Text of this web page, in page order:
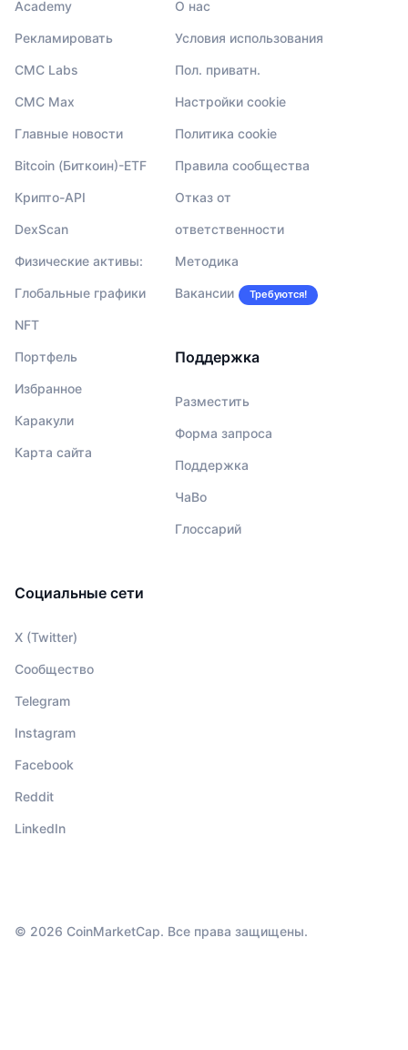
Academy
Рекламировать
CMC Labs
CMC Max
Главные новости
Bitcoin (Биткоин)-ETF
Крипто-API
DexScan
Физические активы:
Глобальные графики
NFT
Портфель
Избранное
Каракули
Карта сайта
О нас
Условия использования
Пол. приватн.
Настройки cookie
Политика cookie
Правила сообщества
Отказ от
ответственности
Методика
Вакансии Требуются!
Поддержка
Разместить
Форма запроса
Поддержка
ЧаВо
Глоссарий
Социальные сети
X (Twitter)
Сообщество
Telegram
Instagram
Facebook
Reddit
LinkedIn
© 2026 CoinMarketCap. Все права защищены.